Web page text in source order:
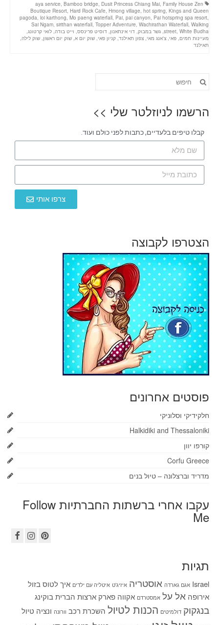
aya service, Bamboo bridge, Dusit Princess Chiang Mai, Family House Zen
Boutique Resort, Hard Rock Cafe, Hmong village, hot spring, Kings and Queen
pagoda, loi karthong, Mo paeng waterfall, Pai, pai canyon, Pai hotspring spa resort,
Sai Ngam, sirithan waterfall, Topper Adventure, Wachirathan Waterfall, Walking
street, White Budha
, גשר במבוק, דוי אינתאנון, דוסיט פרינסס, וייט בודה, לואי קרטונג,
מעיינות חמים, פאי, צ'אנג מאי, צפון תאילנד, קניון פאי, שוק יום א, שוק יום ראשון, שוק לילה,
תאילנד
הרשמו לניוזלטר שלי >>
קבלו טיפים בלעדיים, כתבות לפני כולם ועוד.
צרפו אותי
הצטרפו לקבוצה
פוסטים אחרונים
חלקידיקי וסלוניקי
Halkidiki and Thessaloniki
קורפו יוון
Corfu Greece
מדריד וברצלונה – טיול בנים
עקבו אחרי ברשתות החברתיות Follow
Me
תגיות
Israel אגם גארדה אוסטריה איזיג'ט איטליה עם ילדים איך לטוס בזול
אירופה אל על אמסטרדם אקווה פארק ארצות הברית בוקינג
בנגקוק דולמיטים הכנות לטיול השכרת רכב וורונה ונציה טיול